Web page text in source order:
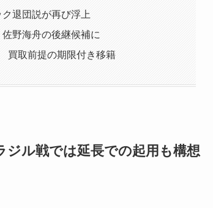
退団説が再び浮上
野海舟の後継候補に
取前提の期限付き移籍
ル戦では延長での起用も構想